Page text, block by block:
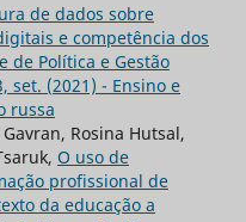
de dados sobre
e competência dos
de Política e Gestão
set. (2021) - Ensino e
russa
Rosina Hutsal,
O uso de
profissional de
da educação a